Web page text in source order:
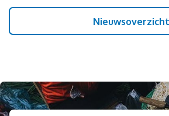
Nieuwsoverzicht